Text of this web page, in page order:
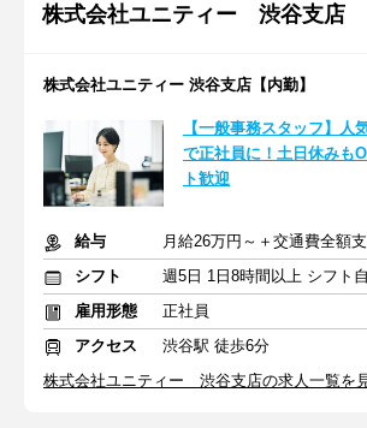
株式会社ユニティー 渋谷支店
株式会社ユニティー 渋谷支店【内勤】
【一般事務スタッフ】人
で正社員に！土日休みも
ト歓迎
給与
月給26万円～＋交通費全額
シフト
週5日 1日8時間以上 シフト
雇用形態
正社員
アクセス
渋谷駅 徒歩6分
株式会社ユニティー 渋谷支店の求人一覧を